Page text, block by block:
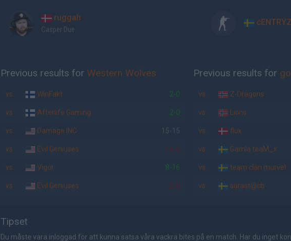
ruggah
Casper Due
cENTRYZ
Previous results for Western Wolves
vs. WinFakt 2-0
vs. Afterlife Gaming 2-0
vs. Damage INC 15-15
vs. Evil Geniuses 16-6
vs. Vigor 8-16
vs. Evil Geniuses 2-0
Previous results for
vs. Z-Dragons
vs. Lions
vs. flux
vs. Gamla teaM_x
vs. team clän murvel
vs. surast@cb
Tipset
Du måste vara inloggad för att kunna satsa våra vackra bites på en match. Har du inget